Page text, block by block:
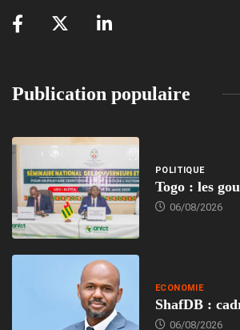
Publication populaire
POLITIQUE
Togo : les
06/08/2026
ECONOMIE
ShafDB :
06/08/2026